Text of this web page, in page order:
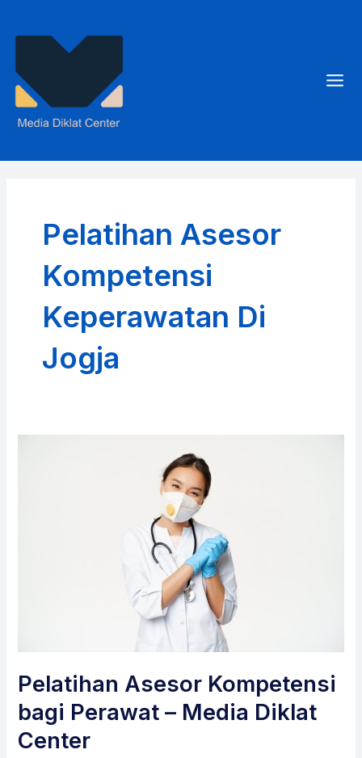
Pelatihan Asesor
Kompetensi
Keperawatan Di
Jogja
Pelatihan Asesor Kompetensi
bagi Perawat – Media Diklat
Center